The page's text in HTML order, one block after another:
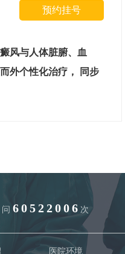
预约挂号
风与人体脏腑、血
外个性化治疗， 同步
60522006 次
医院环境